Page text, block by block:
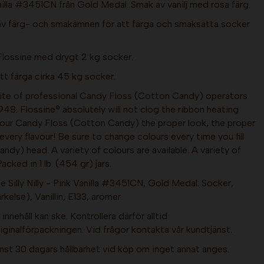
#3451CN från Gold Medal. Smak av vanilj med rosa färg.
färg- och smakämnen för att färga och smaksätta socker
med drygt 2 kg socker.
färga cirka 45 kg socker.
of professional Candy Floss (Cotton Candy) operators
Flossine® absolutely will not clog the ribbon heating
Candy Floss (Cotton Candy) the proper look, the proper
flavour! Be sure to change colours every time you fill
head. A variety of colours are available. A variety of
in 1 lb. (454 gr) jars.
Silly Nilly - Pink Vanilla #3451CN, Gold Medal: Socker,
Vanillin, E133, aromer.
kan ske. Kontrollera därför alltid
Vid frågor kontakta vår kundtjänst.
30 dagars hållbarhet vid köp om inget annat anges.